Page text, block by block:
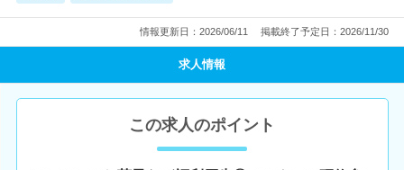
情報更新日：2026/06/11 掲載終了予定日：2026/11/30
求人情報
この求人のポイント